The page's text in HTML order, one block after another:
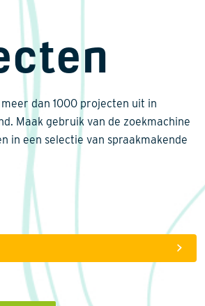
dan 1000 projecten uit in
Maak gebruik van de zoekmachine
in een selectie van spraakmakende